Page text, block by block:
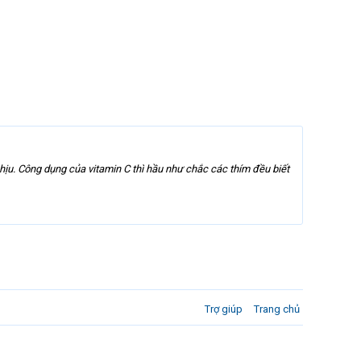
Công dụng của vitamin C thì hầu như chắc các thím đều biết
Trợ giúp Trang chủ